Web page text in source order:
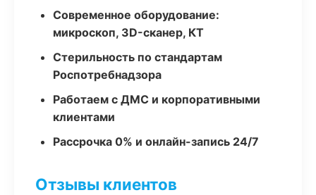
Современное оборудование:
микроскоп, 3D-сканер, КТ
Стерильность по стандартам
Роспотребнадзора
Работаем с ДМС и корпоративными
клиентами
Рассрочка 0% и онлайн-запись 24/7
Отзывы клиентов